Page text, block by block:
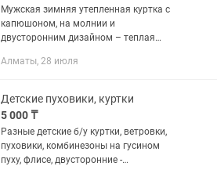
Мужская зимняя утепленная куртка с
капюшоном, на молнии и
двусторонним дизайном – теплая
буквенным принтом, ручная стирка
для...
Алматы, 28 июля
Детские пуховики, куртки
5 000 ₸
Разные детские б/у куртки, ветровки,
пуховики, комбинезоны на гусином
пуху, флисе, двусторонние -